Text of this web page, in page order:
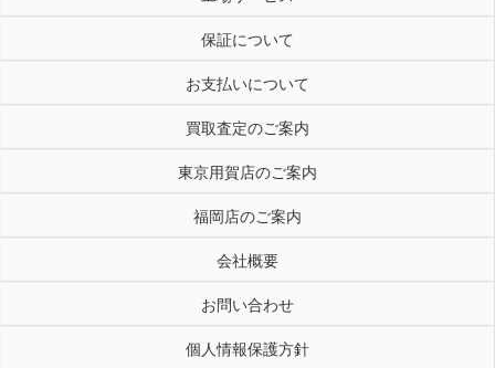
保証について
お支払いについて
買取査定のご案内
東京用賀店のご案内
福岡店のご案内
会社概要
お問い合わせ
個人情報保護方針